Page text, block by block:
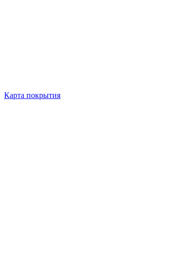
Карта покрытия